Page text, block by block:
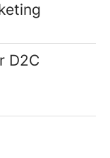
D2C